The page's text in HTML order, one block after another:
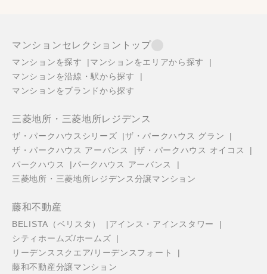
マンションセレクショントップ
マンションを探す
マンションをエリアから探す
マンションを沿線・駅から探す
マンションをブランドから探す
三菱地所・三菱地所レジデンス
ザ・パークハウスシリーズ
ザ・パークハウス グラン
ザ・パークハウス アーバンス
ザ・パークハウス オイコス
パークハウス
パークハウス アーバンス
三菱地所・三菱地所レジデンス分譲マンション
藤和不動産
BELISTA（ベリスタ）
アインス・アインスタワー
シティホームズ/ホームズ
リーデンススクエア/リーデンスフォート
藤和不動産分譲マンション